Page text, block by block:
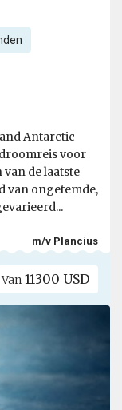
Antarctic
voor
de laatste
van ongetemde,
m/v Plancius
Van 11300 USD